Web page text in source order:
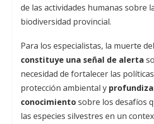
de las actividades humanas sobre
biodiversidad provincial.
Para los especialistas, la muerte
constituye una señal de alerta
necesidad de fortalecer las
protección ambiental y
conocimientosobre los desafíos
las especies silvestres en un